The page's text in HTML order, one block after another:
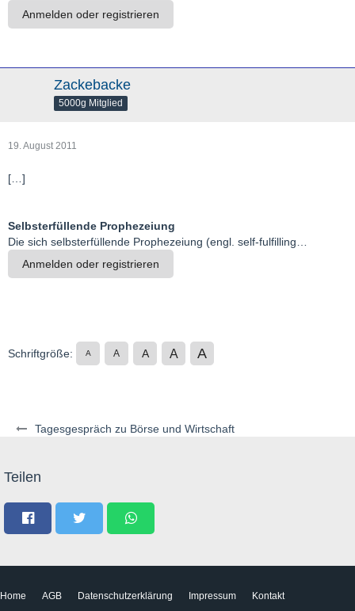
Tagesgespräch zu Börse und Wirtschaft
Anmelden oder registrieren
Zackebacke
5000g Mitglied
19. August 2011
[…]
Selbsterfüllende Prophezeiung
Die sich selbsterfüllende Prophezeiung (engl. self-fulfilling…
Anmelden oder registrieren
Schriftgröße: A A A A A
Teilen
Home AGB Datenschutzerklärung Impressum Kontakt